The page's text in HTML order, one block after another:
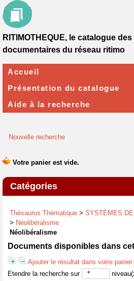
Nouvelle recherche
Catégories
Thésaurus Thématique > SYSTÈMES
> Néolibéralisme
Néolibéralisme
Documents disponibles dans
Ajouter le résultat dans votre panier
Etendre la recherche sur
RITIMOTHEQUE, le catalogue
documentaires du réseau ritimo
Accueil
Présentation du catalogue
Aide à la recherche